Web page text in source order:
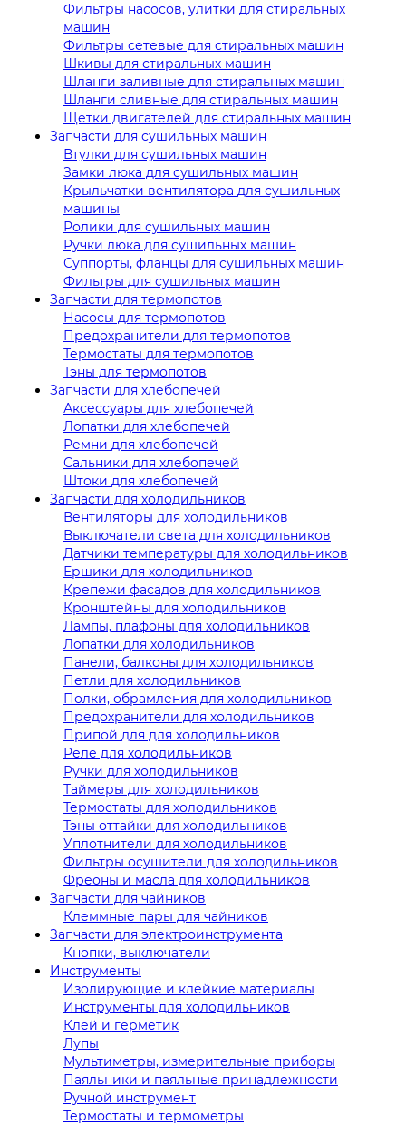
Фильтры насосов, улитки для стиральных
машин
Фильтры сетевые для стиральных машин
Шкивы для стиральных машин
Шланги заливные для стиральных машин
Шланги сливные для стиральных машин
Щетки двигателей для стиральных машин
Запчасти для сушильных машин
Втулки для сушильных машин
Замки люка для сушильных машин
Крыльчатки вентилятора для сушильных
машины
Ролики для сушильных машин
Ручки люка для сушильных машин
Суппорты, фланцы для сушильных машин
Фильтры для сушильных машин
Запчасти для термопотов
Насосы для термопотов
Предохранители для термопотов
Термостаты для термопотов
Тэны для термопотов
Запчасти для хлебопечей
Аксессуары для хлебопечей
Лопатки для хлебопечей
Ремни для хлебопечей
Сальники для хлебопечей
Штоки для хлебопечей
Запчасти для холодильников
Вентиляторы для холодильников
Выключатели света для холодильников
Датчики температуры для холодильников
Ершики для холодильников
Крепежи фасадов для холодильников
Кронштейны для холодильников
Лампы, плафоны для холодильников
Лопатки для холодильников
Панели, балконы для холодильников
Петли для холодильников
Полки, обрамления для холодильников
Предохранители для холодильников
Припой для для холодильников
Реле для холодильников
Ручки для холодильников
Таймеры для холодильников
Термостаты для холодильников
Тэны оттайки для холодильников
Уплотнители для холодильников
Фильтры осушители для холодильников
Фреоны и масла для холодильников
Запчасти для чайников
Клеммные пары для чайников
Запчасти для электроинструмента
Кнопки, выключатели
Инструменты
Изолирующие и клейкие материалы
Инструменты для холодильников
Клей и герметик
Лупы
Мультиметры, измерительные приборы
Паяльники и паяльные принадлежности
Ручной инструмент
Термостаты и термометры